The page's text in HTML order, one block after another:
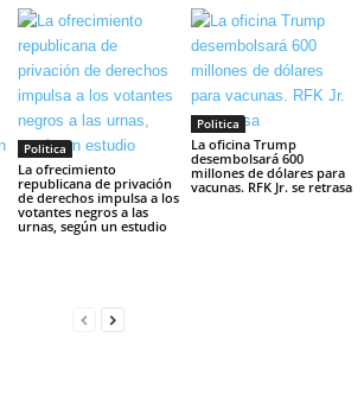
Politica
La ofrecimiento
republicana de privación
de derechos impulsa a los
votantes negros a las
urnas, según un estudio
Politica
La oficina Trump
desembolsará 600
millones de dólares para
vacunas. RFK Jr. se retrasa